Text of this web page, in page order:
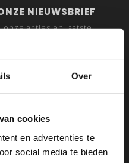
Over
cookies
en advertenties te
social media te bieden
NIEUWSBRIEF
acties en laatste
mannen
24